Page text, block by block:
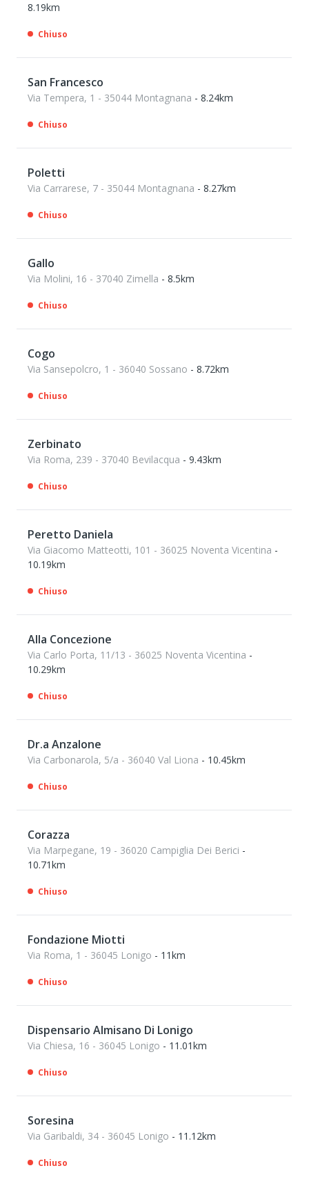
8.19km
Chiuso
San Francesco
Via Tempera, 1 - 35044 Montagnana - 8.24km
Chiuso
Poletti
Via Carrarese, 7 - 35044 Montagnana - 8.27km
Chiuso
Gallo
Via Molini, 16 - 37040 Zimella - 8.5km
Chiuso
Cogo
Via Sansepolcro, 1 - 36040 Sossano - 8.72km
Chiuso
Zerbinato
Via Roma, 239 - 37040 Bevilacqua - 9.43km
Chiuso
Peretto Daniela
Via Giacomo Matteotti, 101 - 36025 Noventa Vicentina -
10.19km
Chiuso
Alla Concezione
Via Carlo Porta, 11/13 - 36025 Noventa Vicentina -
10.29km
Chiuso
Dr.a Anzalone
Via Carbonarola, 5/a - 36040 Val Liona - 10.45km
Chiuso
Corazza
Via Marpegane, 19 - 36020 Campiglia Dei Berici -
10.71km
Chiuso
Fondazione Miotti
Via Roma, 1 - 36045 Lonigo - 11km
Chiuso
Dispensario Almisano Di Lonigo
Via Chiesa, 16 - 36045 Lonigo - 11.01km
Chiuso
Soresina
Via Garibaldi, 34 - 36045 Lonigo - 11.12km
Chiuso